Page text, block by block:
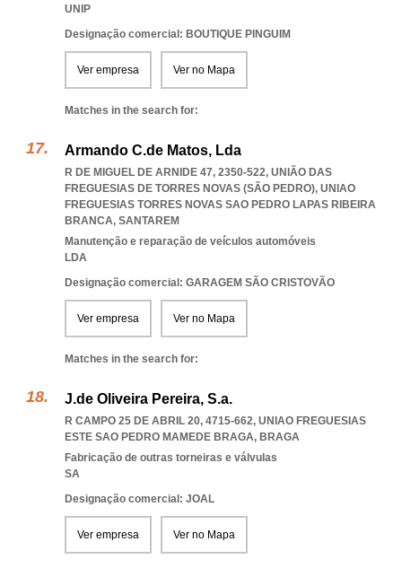
UNIP
Designação comercial: BOUTIQUE PINGUIM
Ver empresa Ver no Mapa
Matches in the search for:
Armando C.de Matos, Lda
R DE MIGUEL DE ARNIDE 47, 2350-522, UNIÃO DAS
FREGUESIAS DE TORRES NOVAS (SÃO PEDRO), UNIAO
FREGUESIAS TORRES NOVAS SAO PEDRO LAPAS RIBEIRA
BRANCA, SANTAREM
Manutenção e reparação de veículos automóveis
LDA
Designação comercial: GARAGEM SÃO CRISTOVÃO
Ver empresa Ver no Mapa
Matches in the search for:
J.de Oliveira Pereira, S.a.
R CAMPO 25 DE ABRIL 20, 4715-662, UNIAO FREGUESIAS
ESTE SAO PEDRO MAMEDE BRAGA, BRAGA
Fabricação de outras torneiras e válvulas
SA
Designação comercial: JOAL
Ver empresa Ver no Mapa